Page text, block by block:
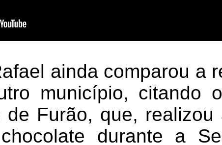
ainda comparou a
município, citando
de Furão, que, realizou
durante a